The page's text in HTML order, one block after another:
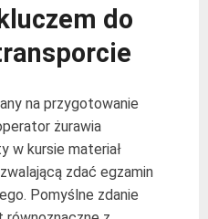
do
na przygotowanie
żurawia
w kursie materiał
zdać egzamin
Pomyślne zdanie